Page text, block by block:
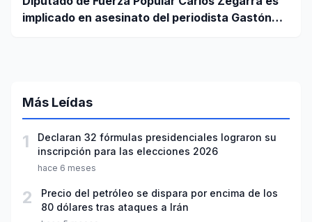
implicado en asesinato del periodista Gastón
Más Leídas
1
Declaran 32 fórmulas presidenciales lograron su
inscripción para las elecciones 2026
hace 6 meses
2
Precio del petróleo se dispara por encima de los
80 dólares tras ataques a Irán